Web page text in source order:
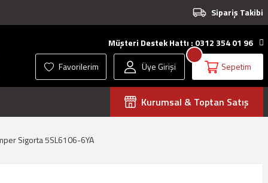
Sipariş Takibi
Müşteri Destek Hattı : 0312 354 01 96
Favorilerim Üye Girişi Sepetim
Kurumsal & Toptan Satış
Sigorta 5SL6106-6YA